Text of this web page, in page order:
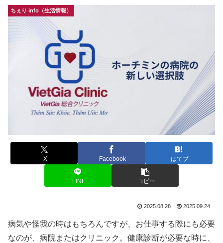
ちぇり info（生活情報）
X Facebook はてブ
LINE コピー
2025.08.28 2025.09.24
病気や怪我の時はもちろんですが、お仕事する際にも必要
なのが、病院またはクリニック。健康診断が必要な時に、